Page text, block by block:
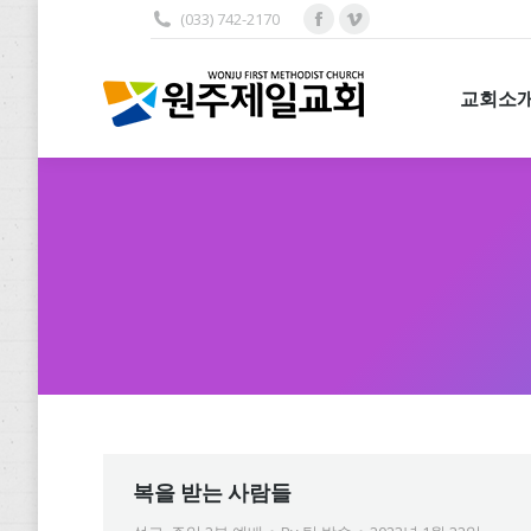
(033) 742-2170
Facebook
opens
new
Vimeo
opens
in
new
교회소
복을 받는 사람들
교회소개